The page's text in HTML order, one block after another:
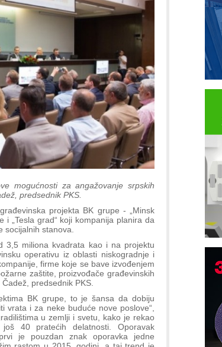
mogućnosti za angažovanje srpskih
predsednik PKS.
projekta BK grupe - „Minsk
i „Tesla grad“ koji kompanija planira da
socijalnih stanova.
3,5 miliona kvadrata kao i na projektu
operativu iz oblasti niskogradnje i
firme koje se bave izvođenjem
zaštite, proizvođače građevinskih
predsednik PKS.
BK grupe, to je šansa da dobiju
vrata i za neke buduće nove poslove“,
u zemlji i svetu, kako je rekao
40 pratećih delatnosti. Oporavak
je pouzdan znak oporavka jedne